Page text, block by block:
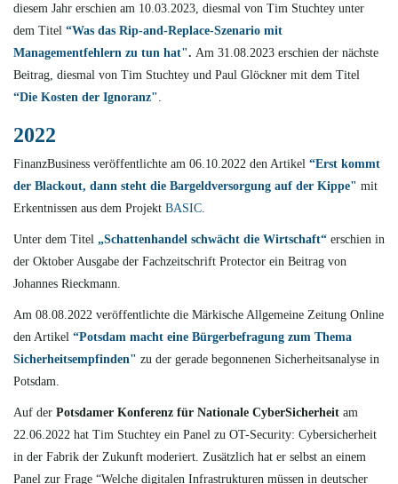
diesem Jahr erschien am 10.03.2023, diesmal von Tim Stuchtey unter
dem Titel “Was das Rip-and-Replace-Szenario mit
Managementfehlern zu tun hat". Am 31.08.2023 erschien der nächste
Beitrag, diesmal von Tim Stuchtey und Paul Glöckner mit dem Titel
“Die Kosten der Ignoranz".
2022
FinanzBusiness veröffentlichte am 06.10.2022 den Artikel “Erst kommt
der Blackout, dann steht die Bargeldversorgung auf der Kippe" mit
Erkentnissen aus dem Projekt BASIC.
Unter dem Titel „Schattenhandel schwächt die Wirtschaft“ erschien in
der Oktober Ausgabe der Fachzeitschrift Protector ein Beitrag von
Johannes Rieckmann.
Am 08.08.2022 veröffentlichte die Märkische Allgemeine Zeitung Online
den Artikel “Potsdam macht eine Bürgerbefragung zum Thema
Sicherheitsempfinden" zu der gerade begonnenen Sicherheitsanalyse in
Potsdam.
Auf der Potsdamer Konferenz für Nationale CyberSicherheit am
22.06.2022 hat Tim Stuchtey ein Panel zu OT-Security: Cybersicherheit
in der Fabrik der Zukunft moderiert. Zusätzlich hat er selbst an einem
Panel zur Frage “Welche digitalen Infrastrukturen müssen in deutscher